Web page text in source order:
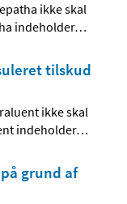
ikke skal
indeholder…
tilskud
ikke skal
indeholder…
grund af